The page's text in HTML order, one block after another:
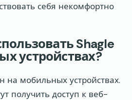
себя некомфортно
Shagle
устройствах?
на мобильных устройствах.
получить доступ к веб-